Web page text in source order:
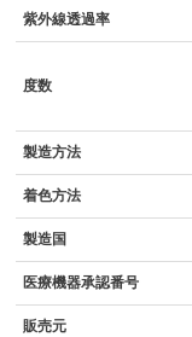
紫外線透過率
度数
製造方法
着色方法
製造国
医療機器承認番号
販売元